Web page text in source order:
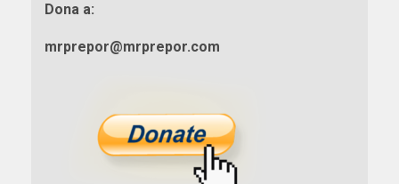
Dona a:
mrprepor@mrprepor.com